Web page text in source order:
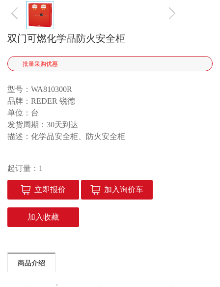
双门可燃化学品防火安全柜
批量采购优惠
型号：WA810300R
品牌：REDER 锐德
单位：台
发货周期：30天到达
描述：化学品安全柜、防火安全柜
起订量：1
立即报价 加入询价车
加入收藏
商品介绍
TROLLY
storage boxes
烟草生产领域
汽车制造与维修
工程机械制造领域
科研教学
轨道领域
电商物流领域
下载中心